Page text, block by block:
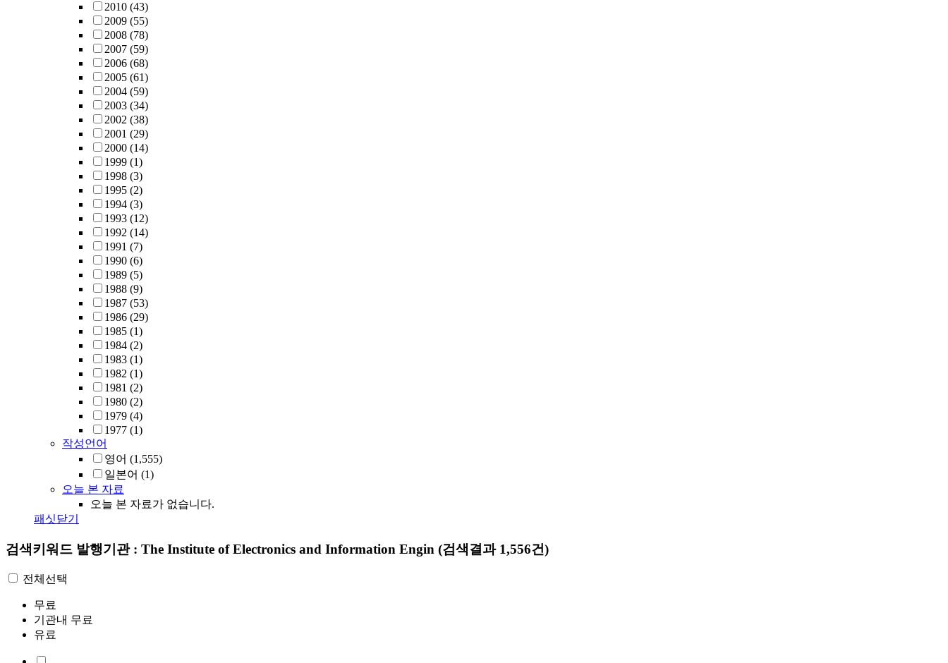
2010 (43)
2009 (55)
2008 (78)
2007 (59)
2006 (68)
2005 (61)
2004 (59)
2003 (34)
2002 (38)
2001 (29)
2000 (14)
1999 (1)
1998 (3)
1995 (2)
1994 (3)
1993 (12)
1992 (14)
1991 (7)
1990 (6)
1989 (5)
1988 (9)
1987 (53)
1986 (29)
1985 (1)
1984 (2)
1983 (1)
1982 (1)
1981 (2)
1980 (2)
1979 (4)
1977 (1)
작성언어
영어 (1,555)
일본어 (1)
오늘 본 자료
오늘 본 자료가 없습니다.
패싯닫기
검색키워드 발행기관 : The Institute of Electronics and Information Engin (검색결과 1,556건)
전체선택
무료
기관내 무료
유료